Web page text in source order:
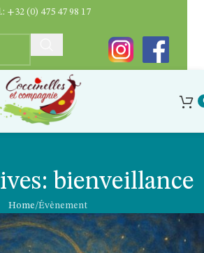
bienveillance
Home Évènement
+32 (0) 475 47 98 17